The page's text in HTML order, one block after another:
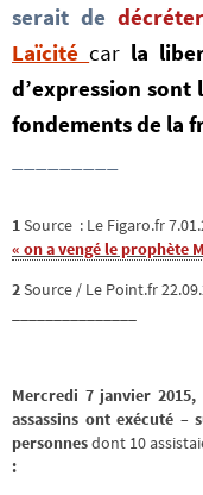
serait de
Laïcitécar la
d’expression
fondements de la
1 Source : Le Figaro.fr
« on a vengé le prophète
2Source / Le Point.fr
Mercredi 7 janvier 2015,
assassins ont exécuté –
personnesdont 10
: